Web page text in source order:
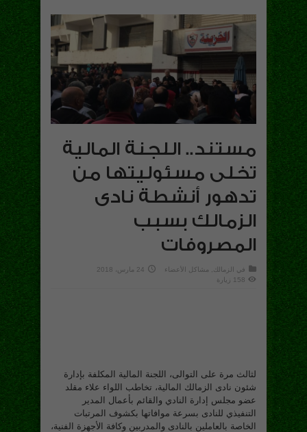
مستند.. اللجنة المالية
تخلى مسئوليتها من
تدهور أنشطة نادى
الزمالك بسبب
المصروفات
في الزمالك مشاكل الأعضاء
24 مارس، 2018
158 زيارة
لثالث مرة على التوالى، اللجنة المالية المكلفة بإدارة
شئون نادى الزمالك المالية، تخاطب اللواء علاء مقلد
عضو مجلس إدارة النادي والقائم بأعمال المدير
التنفيذي للنادى بسرعة موافاتها بكشوف المرتبات
الخاصة بالعاملين بالنادى والمدربين وكافة الأجهزة الفنية،